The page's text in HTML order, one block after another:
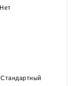
Нет
Стандартный